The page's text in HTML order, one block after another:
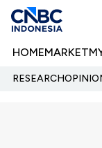
HOMEMARKET
RESEARCH